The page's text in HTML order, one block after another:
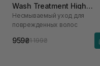
Wash Treatment High
Performance Salon
Technology 150 мл
Несмываемый уход для
поврежденных волос
959₴1 199₴